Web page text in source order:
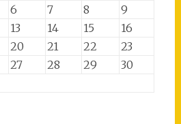
6 7 8
9
13 14 15
16
20 21 22
23
27 28 29
30